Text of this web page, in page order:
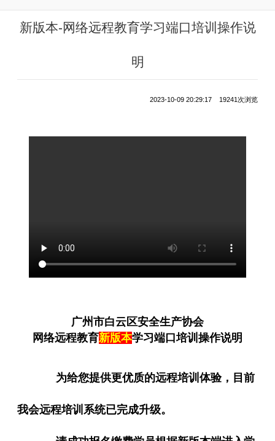
新版本-网络远程教育学习端口培训操作说
明
2023-10-09 20:29:17 19241次浏览
广州市白云区安全生产协会
网络远程教育新版本学习端口培训操作说明
为给您提供更优质的远程培训体验，目前
我会远程培训系统已完成升级。